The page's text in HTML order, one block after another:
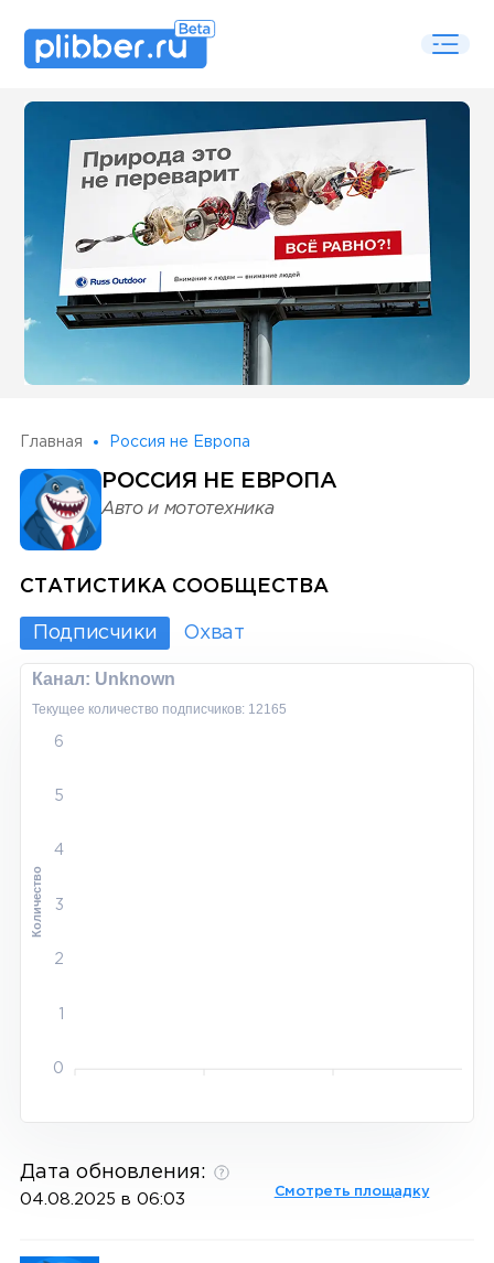
Some SEO Title
Главная Россия не Европа
РОССИЯ НЕ ЕВРОПА
Авто и мототехника
СТАТИСТИКА СООБЩЕСТВА
Подписчики Охват
Канал: Unknown
Текущее количество подписчиков: 12165
6
5
4
3
2
1
0
Количество
Дата обновления:
04.08.2025 в 06:03 Смотреть площадку